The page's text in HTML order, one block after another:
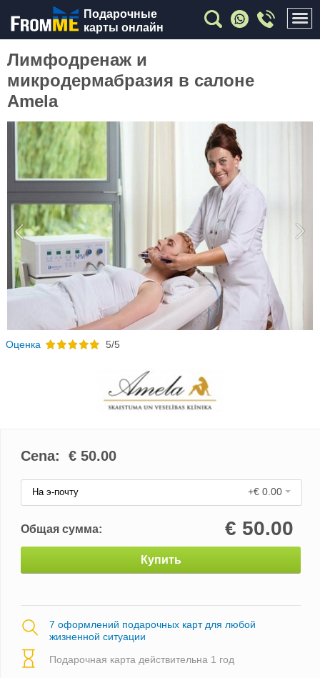
Подарочные
карты онлайн
Лимфодренаж и
микродермабразия в салоне
Amela
Previous
Oценка 5/5
Cena: € 50.00
На э-почту +€ 0.00
Общая сумма: € 50.00
Купить
7 оформлений подарочных карт для любой
жизненной ситуации
Подарочная карта действительна 1 год